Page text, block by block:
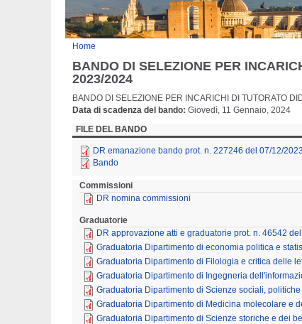
Tu sei qui
Home
BANDO DI SELEZIONE PER
2023/2024
BANDO DI SELEZIONE PER INCARICHI DI TUTORATO
Data di scadenza del bando Giovedì, 11 Gennaio, 2024
FILE DEL BANDO
DR emanazione bando prot. n. 227246 del 07/12/2023
Bando
Commissioni
DR nomina commissioni
Graduatorie
DR approvazione atti e graduatorie prot. n. 46542
Graduatoria Dipartimento di economia politica e
Graduatoria Dipartimento di Filologia e critica delle
Graduatoria Dipartimento di Ingegneria
Graduatoria Dipartimento di Scienze sociali,
Graduatoria Dipartimento di Medicina molecolare e
Graduatoria Dipartimento di Scienze storiche e dei